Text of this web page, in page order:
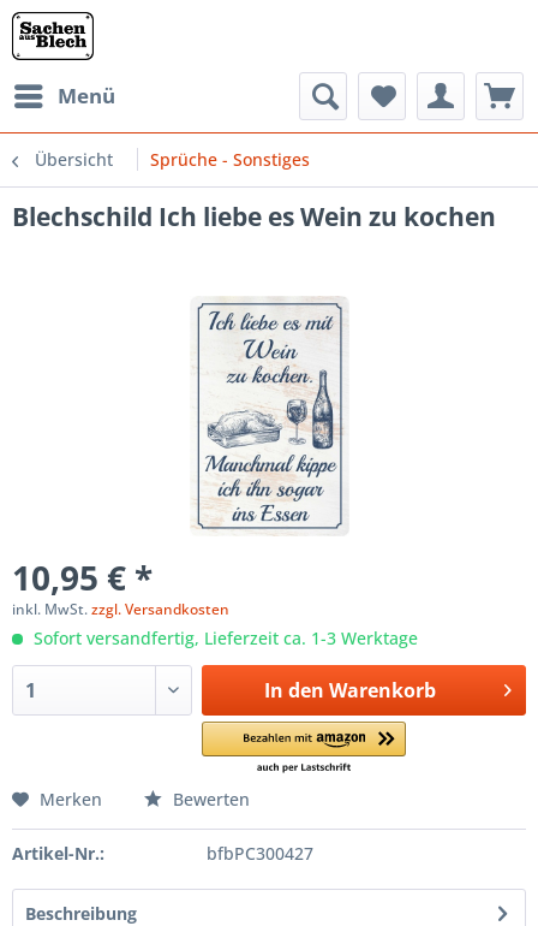
Menü
Übersicht Sprüche - Sonstiges
Blechschild Ich liebe es Wein zu kochen
10,95 € *
inkl. MwSt.zzgl. Versandkosten
Sofort versandfertig, Lieferzeit ca. 1-3 Werktage
In den Warenkorb
Merken Bewerten
Artikel-Nr.: bfbPC300427
Beschreibung